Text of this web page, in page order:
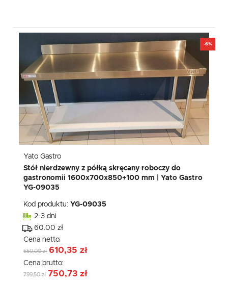
-6%
Yato Gastro
Stół nierdzewny z półką skręcany roboczy do
gastronomii 1600x700x850+100 mm | Yato Gastro
YG-09035
Kod produktu: YG-09035
2-3 dni
60.00 zł
Cena netto:
650,00 zł 610,35 zł
Cena brutto:
799,50 zł 750,73 zł